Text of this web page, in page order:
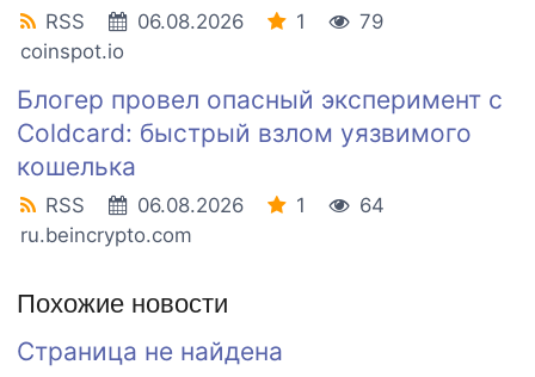
RSS 06.08.2026 1
79
coinspot.io
Блогер провел опасный эксперимент с
Coldcard: быстрый взлом уязвимого
кошелька
RSS 06.08.2026 1
64
ru.beincrypto.com
Похожие новости
Страница не найдена